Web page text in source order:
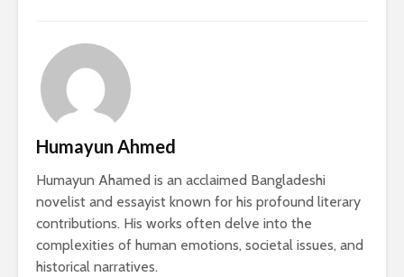
Humayun Ahmed
Humayun Ahamed is an acclaimed Bangladeshi
novelist and essayist known for his profound literary
contributions. His works often delve into the
complexities of human emotions, societal issues, and
historical narratives.